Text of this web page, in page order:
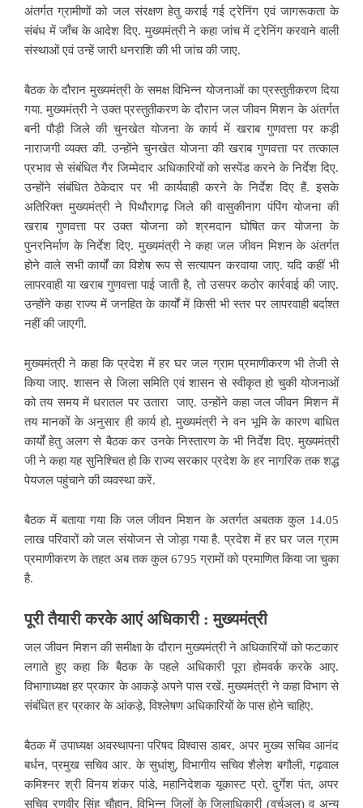
अंतर्गत ग्रामीणों को जल संरक्षण हेतु कराई गई ट्रेनिंग एवं जागरूकता के
संबंध में जाँच के आदेश दिए. मुख्यमंत्री ने कहा जांच में ट्रेनिंग करवाने वाली
संस्थाओं एवं उन्हें जारी धनराशि की भी जांच की जाए.
बैठक के दौरान मुख्यमंत्री के समक्ष विभिन्न योजनाओं का प्रस्तुतीकरण दिया
गया. मुख्यमंत्री ने उक्त प्रस्तुतीकरण के दौरान जल जीवन मिशन के अंतर्गत
बनी पौड़ी जिले की चुनखेत योजना के कार्य में खराब गुणवत्ता पर कड़ी
नाराजगी व्यक्त की. उन्होंने चुनखेत योजना की खराब गुणवत्ता पर तत्काल
प्रभाव से संबंधित गैर जिम्मेदार अधिकारियों को सस्पेंड करने के निर्देश दिए.
उन्होंने संबंधित ठेकेदार पर भी कार्यवाही करने के निर्देश दिए हैं. इसके
अतिरिक्त मुख्यमंत्री ने पिथौरागढ़ जिले की वासुकीनाग पंपिंग योजना की
खराब गुणवत्ता पर उक्त योजना को श्रमदान घोषित कर योजना के
पुनरनिर्माण के निर्देश दिए. मुख्यमंत्री ने कहा जल जीवन मिशन के अंतर्गत
होने वाले सभी कार्यों का विशेष रूप से सत्यापन करवाया जाए. यदि कहीं भी
लापरवाही या खराब गुणवत्ता पाई जाती है, तो उसपर कठोर कार्रवाई की जाए.
उन्होंने कहा राज्य में जनहित के कार्यों में किसी भी स्तर पर लापरवाही बर्दाश्त
नहीं की जाएगी.
मुख्यमंत्री ने कहा कि प्रदेश में हर घर जल ग्राम प्रमाणीकरण भी तेजी से
किया जाए. शासन से जिला समिति एवं शासन से स्वीकृत हो चुकी योजनाओं
को तय समय में धरातल पर उतारा जाए. उन्होंने कहा जल जीवन मिशन में
तय मानकों के अनुसार ही कार्य हो. मुख्यमंत्री ने वन भूमि के कारण बाधित
कार्यों हेतु अलग से बैठक कर उनके निस्तारण के भी निर्देश दिए. मुख्यमंत्री
जी ने कहा यह सुनिश्चित हो कि राज्य सरकार प्रदेश के हर नागरिक तक शद्ध
पेयजल पहुंचाने की व्यवस्था करें.
बैठक में बताया गया कि जल जीवन मिशन के अतर्गत अबतक कुल 14.05
लाख परिवारों को जल संयोजन से जोड़ा गया है. प्रदेश में हर घर जल ग्राम
प्रमाणीकरण के तहत अब तक कुल 6795 ग्रामों को प्रमाणित किया जा चुका
है.
पूरी तैयारी करके आएं अधिकारी : मुख्यमंत्री
जल जीवन मिशन की समीक्षा के दौरान मुख्यमंत्री ने अधिकारियों को फटकार
लगाते हुए कहा कि बैठक के पहले अधिकारी पूरा होमवर्क करके आए.
विभागाध्यक्ष हर प्रकार के आकड़े अपने पास रखें. मुख्यमंत्री ने कहा विभाग से
संबंधित हर प्रकार के आंकड़े, विश्लेषण अधिकारियों के पास होने चाहिए.
बैठक में उपाध्यक्ष अवस्थापना परिषद विश्वास डाबर, अपर मुख्य सचिव आनंद
बर्धन, प्रमुख सचिव आर. के सुधांशु, विभागीय सचिव शैलेश बगौली, गढ़वाल
कमिश्नर श्री विनय शंकर पांडे, महानिदेशक यूकास्ट प्रो. दुर्गेश पंत, अपर
सचिव रणवीर सिंह चौहान, विभिन्न जिलों के जिलाधिकारी (वर्चुअल) व अन्य